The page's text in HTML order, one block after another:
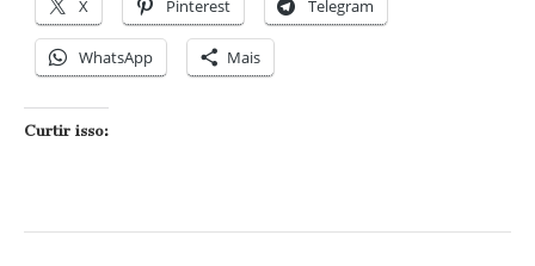
X Pinterest Telegram
WhatsApp Mais
Curtir isso: